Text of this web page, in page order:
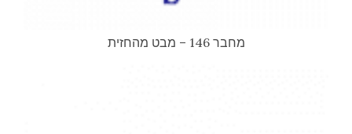
מחבר 146 – מבט מהחזית